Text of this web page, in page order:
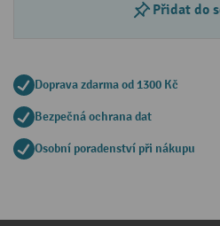
Přidat do
Doprava zdarma od 1300 Kč
Bezpečná ochrana dat
Osobní poradenství při nákupu